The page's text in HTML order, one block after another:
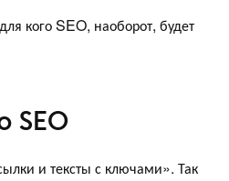
кого SEO, наоборот, будет
SEO
и тексты с ключами». Так